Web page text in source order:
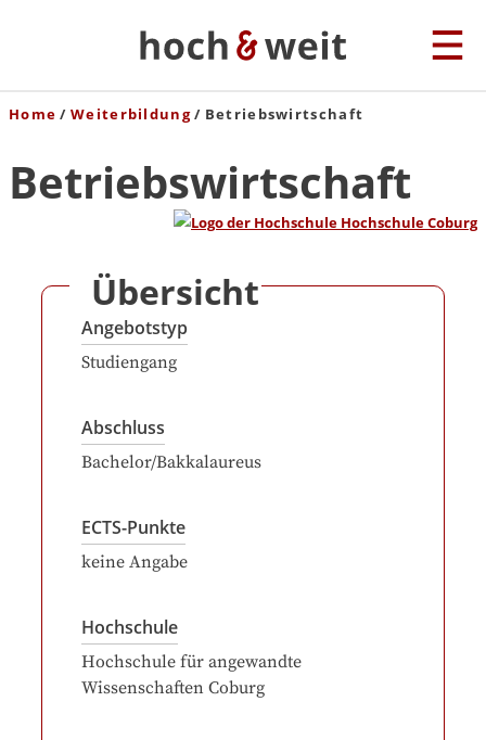
Home Weiterbildung Betriebswirtschaft
Betriebswirtschaft
Übersicht
Angebotstyp
Studiengang
Abschluss
Bachelor/Bakkalaureus
ECTS-Punkte
keine Angabe
Hochschule
Hochschule für angewandte
Wissenschaften Coburg